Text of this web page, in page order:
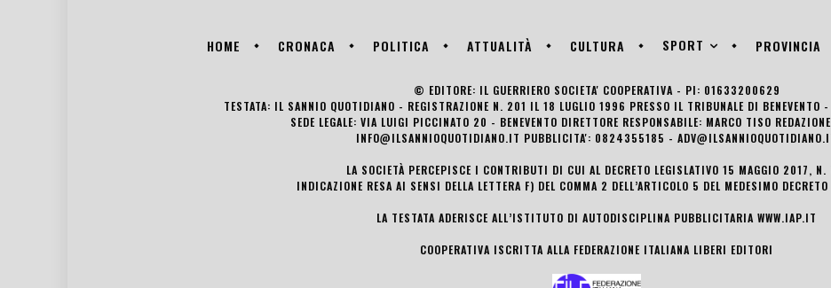
HOME CRONACA POLITICA ATTUALITÀ CULTURA SPORT PROVINCIA
© EDITORE: IL GUERRIERO SOCIETA' COOPERATIVA - PI: 01633200629
TESTATA: IL SANNIO QUOTIDIANO - REGISTRAZIONE N. 201 IL 18 LUGLIO 1996 PRESSO IL TRIBUNALE DI
SEDE LEGALE: VIA LUIGI PICCINATO 20 - BENEVENTO DIRETTORE RESPONSABILE: MARCO TISO
INFO@ILSANNIOQUOTIDIANO.IT PUBBLICITA': 0824355185 -
LA SOCIETÀ PERCEPISCE I CONTRIBUTI DI CUI AL DECRETO LEGISLATIVO 15 MAGGIO 2017,
INDICAZIONE RESA AI SENSI DELLA LETTERA F) DEL COMMA 2 DELL’ARTICOLO 5 DEL MEDESIMO
LA TESTATA ADERISCE ALL’ISTITUTO DI AUTODISCIPLINA PUBBLICITARIA WWW.IAP.IT
COOPERATIVA ISCRITTA ALLA FEDERAZIONE ITALIANA LIBERI EDITORI